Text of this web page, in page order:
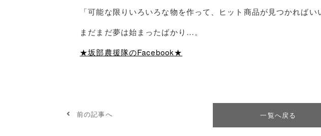
「可能な限りいろいろな物を作って、ヒット商品が見つかればい
まだまだ夢は始まったばかり…。
★坂部農援隊のFacebook★
前の記事へ 一覧へ戻る